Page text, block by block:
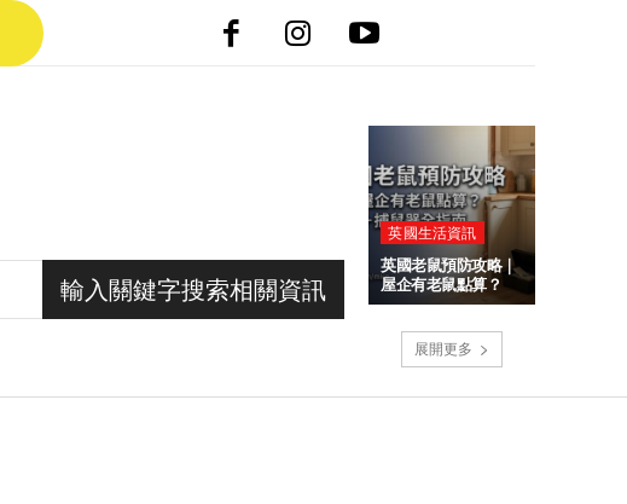
輸入關鍵字搜索相關資訊
英國生活資訊
英國老鼠預防攻略｜
屋企有老鼠點算？
展開更多